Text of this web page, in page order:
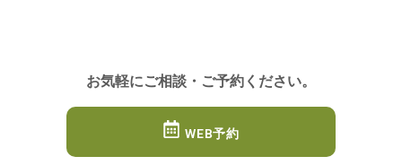
お気軽にご相談・ご予約ください。
WEB予約